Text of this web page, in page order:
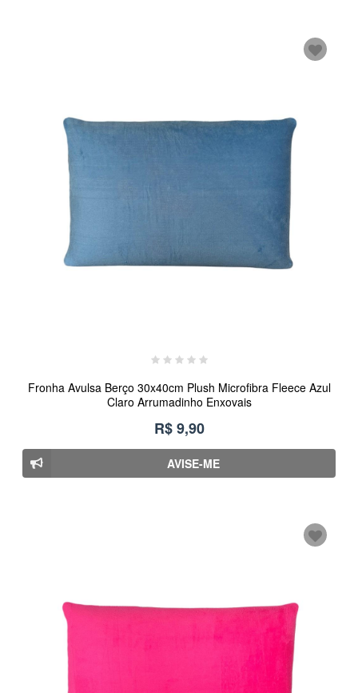
Fronha Avulsa Berço 30x40cm Plush Microfibra Fleece Azul
Claro Arrumadinho Enxovais
R$ 9,90
AVISE-ME